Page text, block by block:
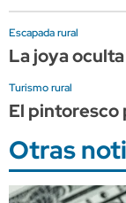
Escapada rural
La joya
Turismo rural
El pintoresco
Otras